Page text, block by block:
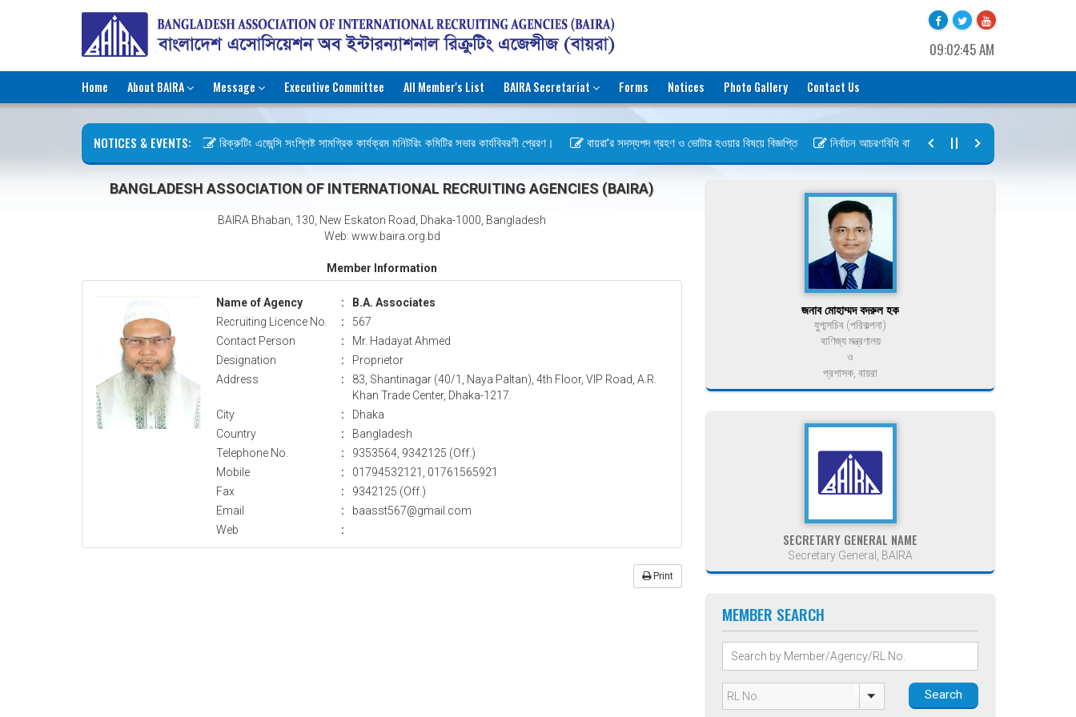
09:02:45 AM
Home About BAIRA Message Executive Committee All Member's List BAIRA Secretariat Forms Notices Photo Gallery Contact Us
NOTICES & EVENTS: রিক্রুটিং এজেন্সি সংশ্লিষ্ট সামগ্রিক কার্যক্রম মনিটরিং কমিটির সভার কার্যবিবরণী প্রেরণ। বায়রা’র সদস্যপদ গ্রহণ ও ভোটার হওয়ার বিষয়ে বিজ্ঞপ্তি নির্বাচন আচরণবিধি বায়রা ২০২৬-২০২৮
BANGLADESH ASSOCIATION OF INTERNATIONAL RECRUITING AGENCIES (BAIRA)
BAIRA Bhaban, 130, New Eskaton Road, Dhaka-1000, Bangladesh
Web: www.baira.org.bd
Member Information
Name of Agency :
B.A. Associates
Recruiting Licence No.
:
567
Contact Person
:
Mr. Hadayat Ahmed
Designation
:
Proprietor
Address
:
83, Shantinagar (40/1, Naya Paltan), 4th Floor, VIP Road, A.R.
Khan Trade Center, Dhaka-1217.
City
:
Dhaka
Country
:
Bangladesh
Telephone No.
:
9353564, 9342125 (Off.)
Mobile
:
01794532121, 01761565921
Fax
:
9342125 (Off.)
Email
:
baasst567@gmail.com
Web
:
Print
জনাব মোহাম্মদ বদরুল হক
যুগ্মসচিব (পরিকল্পনা)
বাণিজ্য মন্ত্রণালয়
ও
প্রশাসক, বায়রা
SECRETARY GENERAL NAME
Secretary General, BAIRA
MEMBER SEARCH
Search